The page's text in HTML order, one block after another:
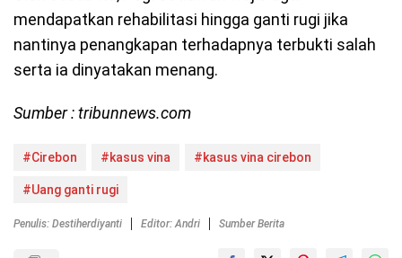
mendapatkan rehabilitasi hingga ganti rugi jika
nantinya penangkapan terhadapnya terbukti salah
serta ia dinyatakan menang.
Sumber : tribunnews.com
#Cirebon #kasus vina #kasus vina cirebon
#Uang ganti rugi
Penulis: Destiherdiyanti Editor: Andri Sumber Berita